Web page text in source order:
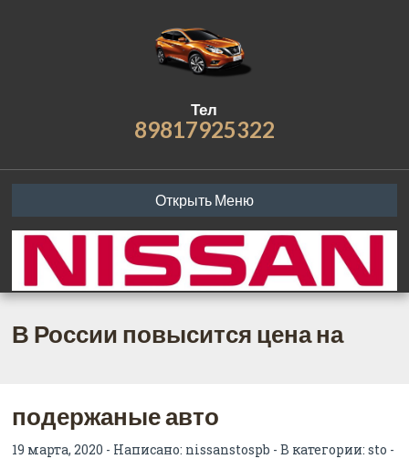
Тел
89817925322
Открыть Меню
В России повысится цена на
подержаные авто
19 марта, 2020 - Написано: nissanstospb - В категории:sto -